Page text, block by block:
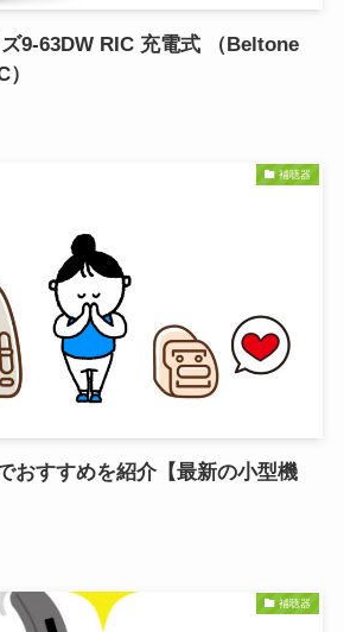
9-63DW RIC 充電式 （Beltone
補聴器
おすすめを紹介【最新の小型機
補聴器